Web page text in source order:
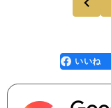
前
faceboo
k
いいね